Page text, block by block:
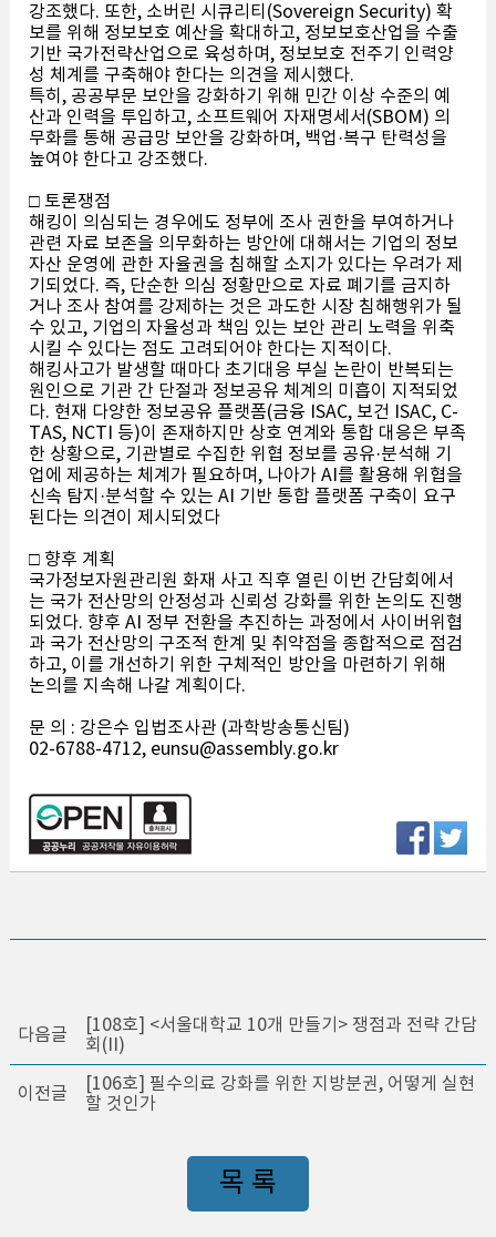
강조했다. 또한, 소버린 시큐리티(Sovereign Security) 확
보를 위해 정보보호 예산을 확대하고, 정보보호산업을 수출
기반 국가전략산업으로 육성하며, 정보보호 전주기 인력양
성 체계를 구축해야 한다는 의견을 제시했다.
특히, 공공부문 보안을 강화하기 위해 민간 이상 수준의 예
산과 인력을 투입하고, 소프트웨어 자재명세서(SBOM) 의
무화를 통해 공급망 보안을 강화하며, 백업·복구 탄력성을
높여야 한다고 강조했다.
□ 토론쟁점
해킹이 의심되는 경우에도 정부에 조사 권한을 부여하거나
관련 자료 보존을 의무화하는 방안에 대해서는 기업의 정보
자산 운영에 관한 자율권을 침해할 소지가 있다는 우려가 제
기되었다. 즉, 단순한 의심 정황만으로 자료 폐기를 금지하
거나 조사 참여를 강제하는 것은 과도한 시장 침해행위가 될
수 있고, 기업의 자율성과 책임 있는 보안 관리 노력을 위축
시킬 수 있다는 점도 고려되어야 한다는 지적이다.
해킹사고가 발생할 때마다 초기대응 부실 논란이 반복되는
원인으로 기관 간 단절과 정보공유 체계의 미흡이 지적되었
다. 현재 다양한 정보공유 플랫폼(금융 ISAC, 보건 ISAC, C-
TAS, NCTI 등)이 존재하지만 상호 연계와 통합 대응은 부족
한 상황으로, 기관별로 수집한 위협 정보를 공유·분석해 기
업에 제공하는 체계가 필요하며, 나아가 AI를 활용해 위협을
신속 탐지·분석할 수 있는 AI 기반 통합 플랫폼 구축이 요구
된다는 의견이 제시되었다
□ 향후 계획
국가정보자원관리원 화재 사고 직후 열린 이번 간담회에서
는 국가 전산망의 안정성과 신뢰성 강화를 위한 논의도 진행
되었다. 향후 AI 정부 전환을 추진하는 과정에서 사이버위협
과 국가 전산망의 구조적 한계 및 취약점을 종합적으로 점검
하고, 이를 개선하기 위한 구체적인 방안을 마련하기 위해
논의를 지속해 나갈 계획이다.
문 의 : 강은수 입법조사관 (과학방송통신팀)
02-6788-4712, eunsu@assembly.go.kr
다음글
[108호] <서울대학교 10개 만들기> 쟁점과 전략 간담
회(II)
이전글
[106호] 필수의료 강화를 위한 지방분권, 어떻게 실현
할 것인가
목 록